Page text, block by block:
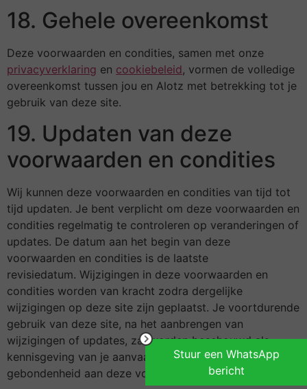
18. Gehele overeenkomst
Deze voorwaarden en condities, samen met onze
privacyverklaring en cookiebeleid, vormen de volledige
overeenkomst tussen jou en Alotz met betrekking tot je
gebruik van deze site.
19. Updaten van deze
voorwaarden en condities
Wij kunnen deze voorwaarden en condities van tijd tot
tijd updaten. Je bent verplicht om deze voorwaarden en
condities regelmatig te controleren op veranderingen of
updates. De datum aan het begin van deze
voorwaarden en condities is de laatste
revisiedatum. Wijzigingen in deze voorwaarden en
condities worden van kracht zodra dergelijke
wijzigingen op deze site zijn geplaatst. Je voortdurende
gebruik van deze site, na het aanbrengen van
wijzigingen of updates, zal worden beschouwd als
kennisgeving van je aanvaarding van de naleving van en
gebondenheid aan deze voorwaarden.
Stuur een WhatsApp
bericht